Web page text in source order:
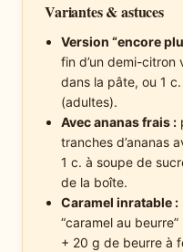
Variantes & astuces
Version “encore
fin d’un demi-citron
dans la pâte, ou 1
(adultes).
Avec ananas frais :
tranches d’ananas
1 c. à soupe de
de la boîte.
Caramel inratable :
“caramel au
+ 20 g de beurre à